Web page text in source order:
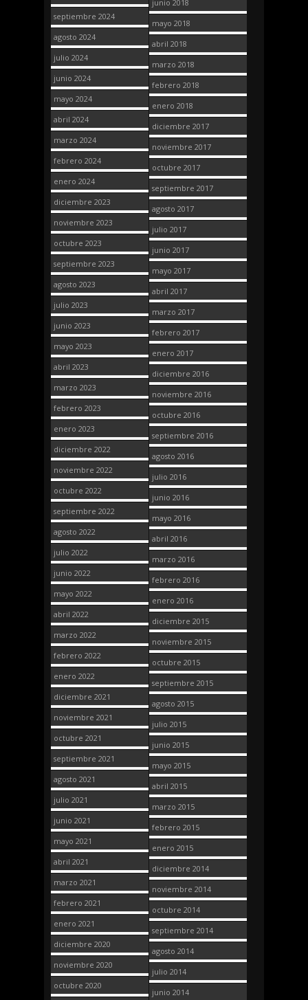
septiembre 2024
agosto 2024
julio 2024
junio 2024
mayo 2024
abril 2024
marzo 2024
febrero 2024
enero 2024
diciembre 2023
noviembre 2023
octubre 2023
septiembre 2023
agosto 2023
julio 2023
junio 2023
mayo 2023
abril 2023
marzo 2023
febrero 2023
enero 2023
diciembre 2022
noviembre 2022
octubre 2022
septiembre 2022
agosto 2022
julio 2022
junio 2022
mayo 2022
abril 2022
marzo 2022
febrero 2022
enero 2022
diciembre 2021
noviembre 2021
octubre 2021
septiembre 2021
agosto 2021
julio 2021
junio 2021
mayo 2021
abril 2021
marzo 2021
febrero 2021
enero 2021
diciembre 2020
noviembre 2020
octubre 2020
junio 2018
mayo 2018
abril 2018
marzo 2018
febrero 2018
enero 2018
diciembre 2017
noviembre 2017
octubre 2017
septiembre 2017
agosto 2017
julio 2017
junio 2017
mayo 2017
abril 2017
marzo 2017
febrero 2017
enero 2017
diciembre 2016
noviembre 2016
octubre 2016
septiembre 2016
agosto 2016
julio 2016
junio 2016
mayo 2016
abril 2016
marzo 2016
febrero 2016
enero 2016
diciembre 2015
noviembre 2015
octubre 2015
septiembre 2015
agosto 2015
julio 2015
junio 2015
mayo 2015
abril 2015
marzo 2015
febrero 2015
enero 2015
diciembre 2014
noviembre 2014
octubre 2014
septiembre 2014
agosto 2014
julio 2014
junio 2014